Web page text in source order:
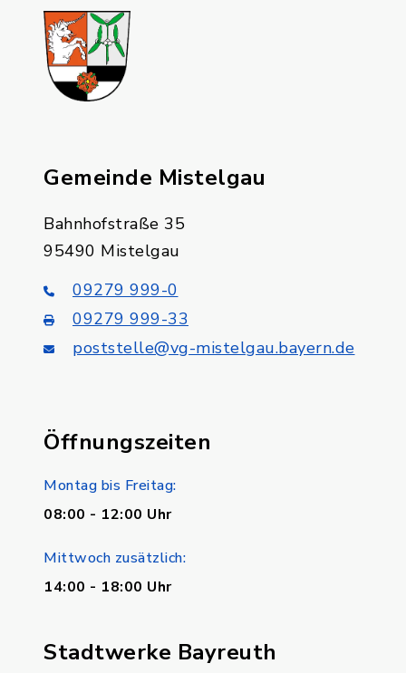
Gemeinde Mistelgau
Bahnhofstraße 35
95490 Mistelgau
09279 999-0
09279 999-33
poststelle@vg-mistelgau.bayern.de
Öffnungszeiten
Montag bis Freitag:
08:00 - 12:00 Uhr
Mittwoch zusätzlich:
14:00 - 18:00 Uhr
Stadtwerke Bayreuth